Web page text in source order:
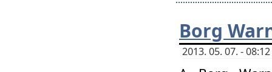
Borg
2013. 05. 07. -